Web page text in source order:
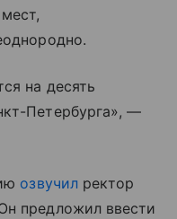
на десять
Петербурга», —
озвучилректор
предложил ввести